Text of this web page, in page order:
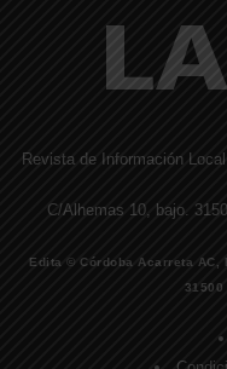
Revista de Información
C/Alhemas 10, bajo.
Edita © Córdoba Acarreta AC,
31500